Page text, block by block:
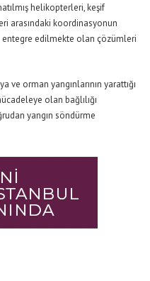
helikopterleri, keşif
arasındaki koordinasyonun
edilmekte olan çözümleri
ve orman yangınlarının yarattığı
olan bağlılığı
yangın söndürme